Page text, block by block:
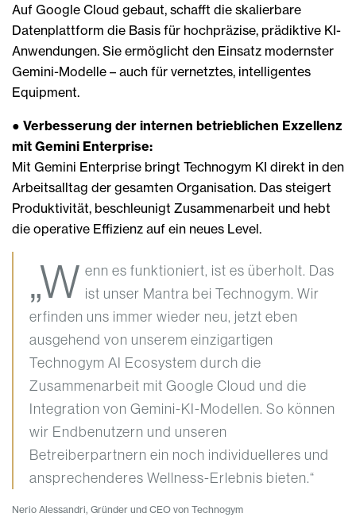
Auf Google Cloud gebaut, schafft die skalierbare
Datenplattform die Basis für hochpräzise, prädiktive KI-
Anwendungen. Sie ermöglicht den Einsatz modernster
Gemini-Modelle – auch für vernetztes, intelligentes
Equipment.
● Verbesserung der internen betrieblichen Exzellenz
mit Gemini Enterprise:
Mit Gemini Enterprise bringt Technogym KI direkt in den
Arbeitsalltag der gesamten Organisation. Das steigert
Produktivität, beschleunigt Zusammenarbeit und hebt
die operative Effizienz auf ein neues Level.
„W enn es funktioniert, ist es überholt. Das
ist unser Mantra bei Technogym. Wir
erfinden uns immer wieder neu, jetzt eben
ausgehend von unserem einzigartigen
Technogym AI Ecosystem durch die
Zusammenarbeit mit Google Cloud und die
Integration von Gemini-KI-Modellen. So können
wir Endbenutzern und unseren
Betreiberpartnern ein noch individuelleres und
ansprechenderes Wellness-Erlebnis bieten.“
Nerio Alessandri, Gründer und CEO von Technogym